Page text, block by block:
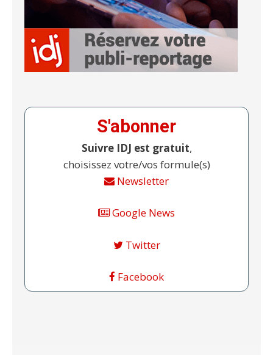
S'abonner
Suivre IDJ est gratuit,
choisissez votre/vos formule(s)
Newsletter
Google News
Twitter
Facebook